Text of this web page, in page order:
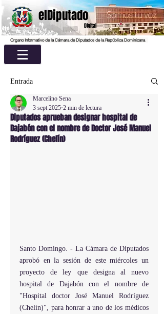
elDiputado
Digital
Organo Informativo de la Cámara de Diputados de la República Dominicana
Entrada
Diputados aprueban designar hospital de
Dajabón con el nombre de Doctor José Manuel
Rodríguez (Chelín)
Marcelino Sena
3 sept 2025 2 min de lectura
Santo Domingo. - La Cámara de Diputados
aprobó en la sesión de este miércoles un
proyecto de ley que designa al nuevo
hospital de Dajabón con el nombre de
"Hospital doctor José Manuel Rodríguez
(Chelín)", para honrar a uno de los médicos